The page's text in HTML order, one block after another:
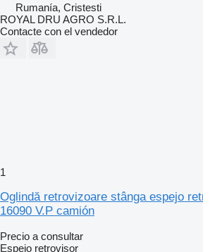
Rumanía, Cristesti
ROYAL DRU AGRO S.R.L.
Contacte con el vendedor
1
Oglindă retrovizoare stânga espejo
16090 V.P camión
Precio a consultar
Espejo retrovisor